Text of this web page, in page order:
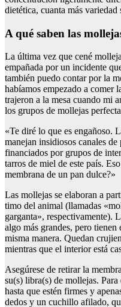
dietética, cuanta más variedad
A qué saben las
La última vez que cené
empañada por un incidente
también puedo contar por la
habíamos empezado a comer
trajeron a la mesa cuando mi
los grupos de mollejas
«Te diré lo que es engañoso.
manejan insidiosos canales
financiados por grupos de
tarros de miel de este país.
membrana de un pan dulce?»
Las mollejas se elaboran a
timo del animal (llamadas
garganta», respectivamente).
algo más grandes, pero
misma manera. Quedan
mientras que el interior está
Asegúrese de retirar la
su(s) libra(s) de mollejas.
hasta que estén firmes y
dedos y un cuchillo afilado,